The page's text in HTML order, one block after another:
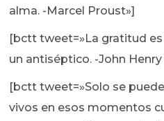
alma. -Marcel Proust»]
[bctt tweet=»La gratitud
un antiséptico. -John
[bctt tweet=»Solo se
vivos en esos momentos